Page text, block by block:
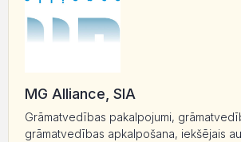
MG Alliance, SIA
Grāmatvedības pakalpojumi,
grāmatvedības apkalpošana, iekšējais